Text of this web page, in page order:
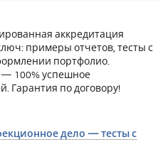
аккредитация
примеры отчетов, тесты с
портфолио.
100% успешное
Гарантия по договору!
дело — тесты с